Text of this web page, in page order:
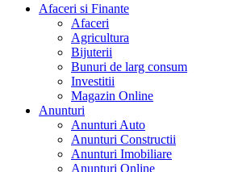
Afaceri si Finante
Afaceri
Agricultura
Bijuterii
Bunuri de larg consum
Investitii
Magazin Online
Anunturi
Anunturi Auto
Anunturi Constructii
Anunturi Imobiliare
Anunturi Online